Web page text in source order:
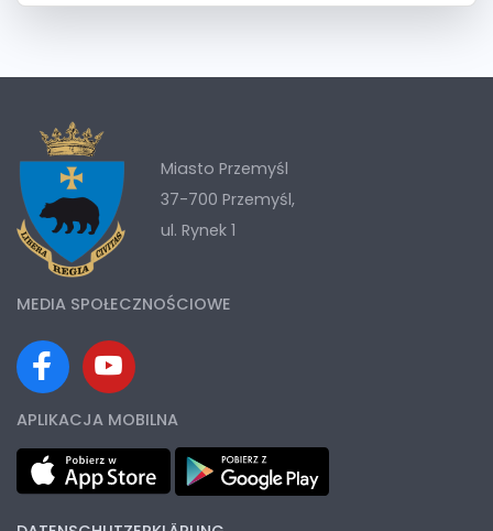
Miasto Przemyśl
37-700 Przemyśl,
ul. Rynek 1
MEDIA SPOŁECZNOŚCIOWE
APLIKACJA MOBILNA